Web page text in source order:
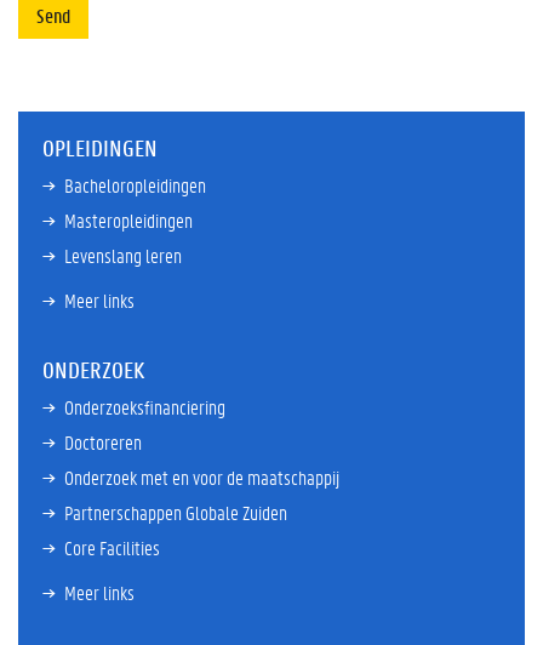
Send
OPLEIDINGEN
Bacheloropleidingen
Masteropleidingen
Levenslang leren
Meer links
ONDERZOEK
Onderzoeksfinanciering
Doctoreren
Onderzoek met en voor de maatschappij
Partnerschappen Globale Zuiden
Core Facilities
Meer links